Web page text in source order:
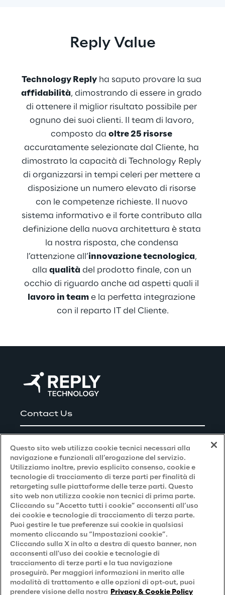
utilizzando Java 8, JSF-PrimeFaces e Spring-
stati organizzati in moduli permettendone
l’accesso a più applicazioni, attività che ha
visto proattivamente coinvolte alcune
nostre risorse dal design
all’implementazione. Oggi il portale si
presenta con una nuova identità grafica,
una navigazione più facile ed intuitiva,
dinamiche d’uso adatte a tutti. Si tratta di
un tassello fondamentale all’interno di un
più ampio progetto di riforma di tutto il
ha reso necessaria la riprogettazione delle
modalità di interazione delle applicazioni
con device fisicamente connessi come il
lettore degli assegni, il cash dispenser, il
tablet per firma grafometrica e lettori di
codici a barre. Le librerie Visual Basic e i
diversi dispositivi HW sono state esposte
installata sui diversi terminali degli utenti e
rese fruibili agli sviluppatori tramite una
libreria Javascript ad alto livello.
stream ha inevitabilmente fatto emergere la
necessità di un lavoro coordinato. Il team
Reply ha supportato il reparto IT del Cliente
nella definizione di standard e linee guida da
seguire durante le implementazioni; ha
contribuito alla creazione di componenti
riutilizzabili e adattabili alle diverse esigenze
e modalità di interazione cui gli utenti erano
abituati con i precedenti applicativi. Il
disaccoppiamento tra il front-end e il back-
end è ottenuto tramite l’utilizzo di un API
Gateway proprietario del cliente (integrato
Reply Value
Technology Reply ha saputo provare la sua
affidabilità, dimostrando di essere in grado
di ottenere il miglior risultato possibile per
ognuno dei suoi clienti. Il team di lavoro,
composto da oltre 25 risorse
accuratamente selezionate dal Cliente, ha
dimostrato la capacità di Technology Reply
di organizzarsi in tempi celeri per mettere a
disposizione un numero elevato di risorse
con le competenze richieste. Il nuovo
sistema informativo e il forte contributo alla
definizione della nuova architettura è stata
la nostra risposta, che condensa
l’attenzione all’innovazione tecnologica,
alla qualità del prodotto finale, con un
occhio di riguardo anche ad aspetti quali il
lavoro in team e la perfetta integrazione
con il reparto IT del Cliente.
Contact Us
Privacy and Legal
Privacy & Cookie Policy
Privacy Notice(Candidato)
Privacy Notice(Cliente)
Privacy Notice(Fornitore)
Privacy Notice(Marketing)
Accessibilità
Questo sito web utilizza cookie tecnici necessari alla
navigazione e funzionali all’erogazione del servizio.
Utilizziamo inoltre, previo esplicito consenso, cookie e
tecnologie di tracciamento di terze parti per finalità di
retargeting sulle piattaforme delle terze parti. Questo
sito web non utilizza cookie non tecnici di prima parte.
Cliccando su “Accetto tutti i cookie” acconsenti all’uso
dei cookie e tecnologie di tracciamento di terza parte.
Puoi gestire le tue preferenze sui cookie in qualsiasi
momento cliccando su “Impostazioni cookie”.
Cliccando sulla X in alto a destra di questo banner, non
acconsenti all'uso dei cookie e tecnologie di
tracciamento di terze parti e la tua navigazione
proseguirà. Per maggiori informazioni in merito alle
modalità di trattamento e alle opzioni di opt-out, puoi
prendere visione della nostra Privacy & Cookie Policy